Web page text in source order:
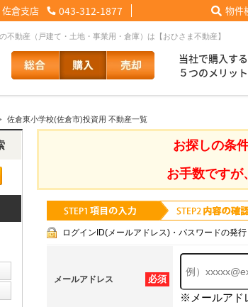
不動産（戸建て・土地・事業用・倉庫）は【おひさま不動産】
佐倉支店 043-312-1877 物件
当社で購入する
５つのメリット
お客様の声
経営優良法人2025 採用情報
せ 査定依頼
佐倉東小学校(佐倉市)投資用 不動産一覧
お探しの条
お手数ですが
ログインID(メールアドレス)・パスワードの発行
必須
メールアドレス
※メールアド